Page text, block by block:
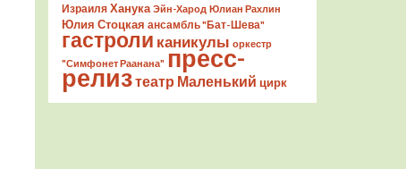
Израиля Ханука Эйн-Харод Юлиан Рахлин
Юлия Стоцкая ансамбль "Бат-Шева"
гастроли каникулы оркестр
"Симфонет Раанана" пресс-
релизтеатр Маленький цирк